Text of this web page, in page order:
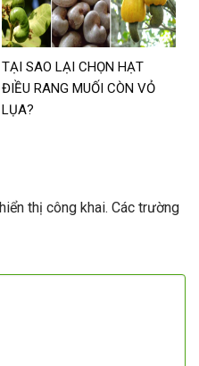
TẠI SAO LẠI CHỌN HẠT
ĐIỀU RANG MUỐI CÒN VỎ
LỤA?
thị công khai. Các trường